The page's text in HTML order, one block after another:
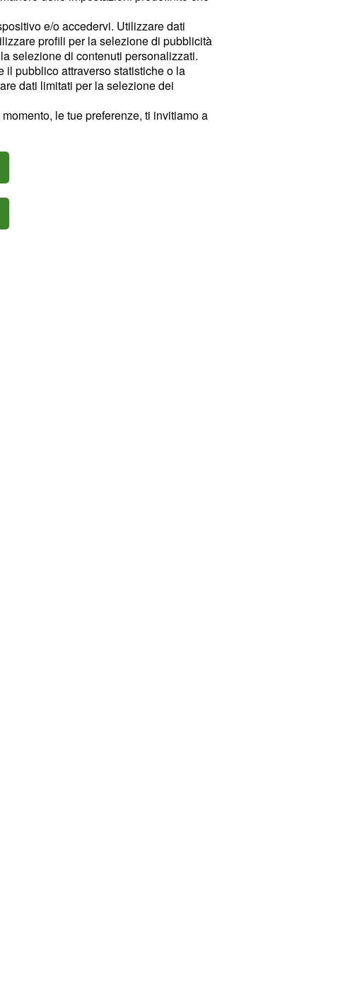
e/o accedervi. Utilizzare dati
profili per la selezione di pubblicità
selezione di contenuti personalizzati.
il pubblico attraverso statistiche o la
dati limitati per la selezione dei
le tue preferenze, ti invitiamo a